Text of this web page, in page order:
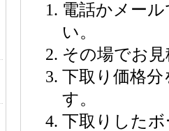
電話かメー
い。
その場でお
下取り価格
す。
下取りした